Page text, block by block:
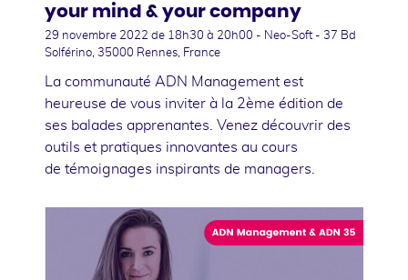
your mind & your company
29 novembre 2022 de 18h30 à 20h00 - Neo-Soft - 37 Bd
Solférino, 35000 Rennes, France
La communauté ADN Management est
heureuse de vous inviter à la 2ème édition de
ses balades apprenantes. Venez découvrir des
outils et pratiques innovantes au cours
de témoignages inspirants de managers.